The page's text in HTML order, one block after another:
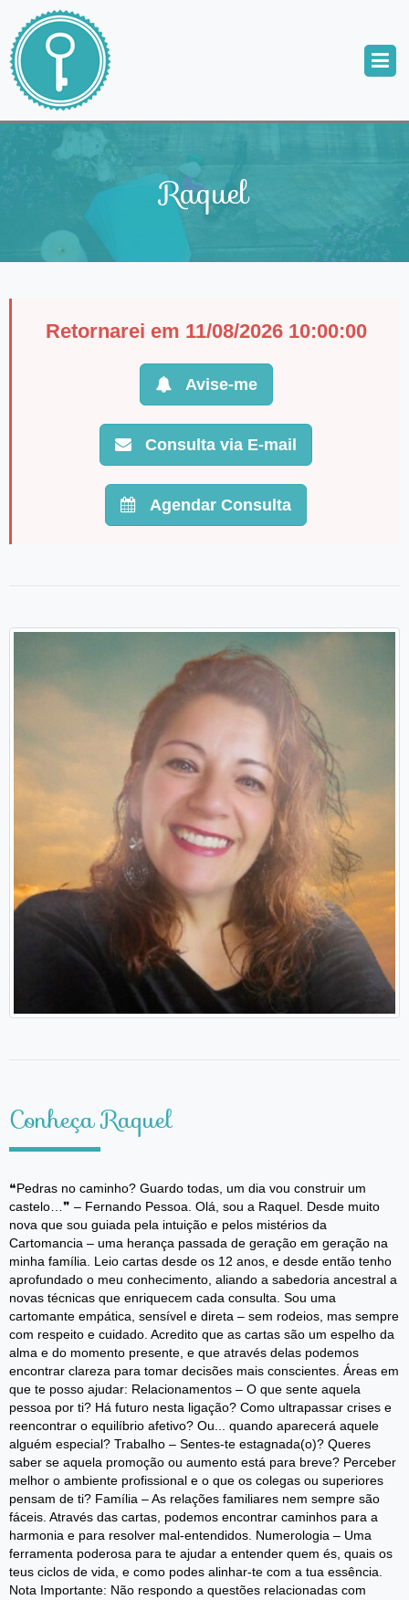
Raquel
Retornarei em 11/08/2026 10:00:00
Avise-me
Consulta via E-mail
Agendar Consulta
Conheça Raquel
❝Pedras no caminho? Guardo todas, um dia vou construir um
castelo…❞ – Fernando Pessoa. Olá, sou a Raquel. Desde muito
nova que sou guiada pela intuição e pelos mistérios da
Cartomancia – uma herança passada de geração em geração na
minha família. Leio cartas desde os 12 anos, e desde então tenho
aprofundado o meu conhecimento, aliando a sabedoria ancestral a
novas técnicas que enriquecem cada consulta. Sou uma
cartomante empática, sensível e direta – sem rodeios, mas sempre
com respeito e cuidado. Acredito que as cartas são um espelho da
alma e do momento presente, e que através delas podemos
encontrar clareza para tomar decisões mais conscientes. Áreas em
que te posso ajudar: Relacionamentos – O que sente aquela
pessoa por ti? Há futuro nesta ligação? Como ultrapassar crises e
reencontrar o equilíbrio afetivo? Ou... quando aparecerá aquele
alguém especial? Trabalho – Sentes-te estagnada(o)? Queres
saber se aquela promoção ou aumento está para breve? Perceber
melhor o ambiente profissional e o que os colegas ou superiores
pensam de ti? Família – As relações familiares nem sempre são
fáceis. Através das cartas, podemos encontrar caminhos para a
harmonia e para resolver mal-entendidos. Numerologia – Uma
ferramenta poderosa para te ajudar a entender quem és, quais os
teus ciclos de vida, e como podes alinhar-te com a tua essência.
Nota Importante: Não respondo a questões relacionadas com